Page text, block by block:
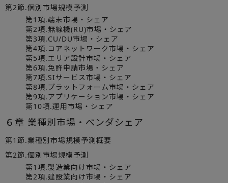
第2節.個別市場規模予測
第1項.端末市場・シェア
第2項.無線機(RU)市場・シェア
第3項.CU/DU市場・シェア
第4項.コアネットワーク市場・シェア
第5項.エリア設計市場・シェア
第6項.免許申請市場・シェア
第7項.SIサービス市場・シェア
第8項.プラットフォーム市場・シェア
第9項.アプリケーション市場・シェア
第10項.運用市場・シェア
６章 業種別市場・ベンダシェア
第1節.業種別市場規模予測概要
第2節.個別市場規模予測
第1項.製造業向け市場・シェア
第2項.建設業向け市場・シェア